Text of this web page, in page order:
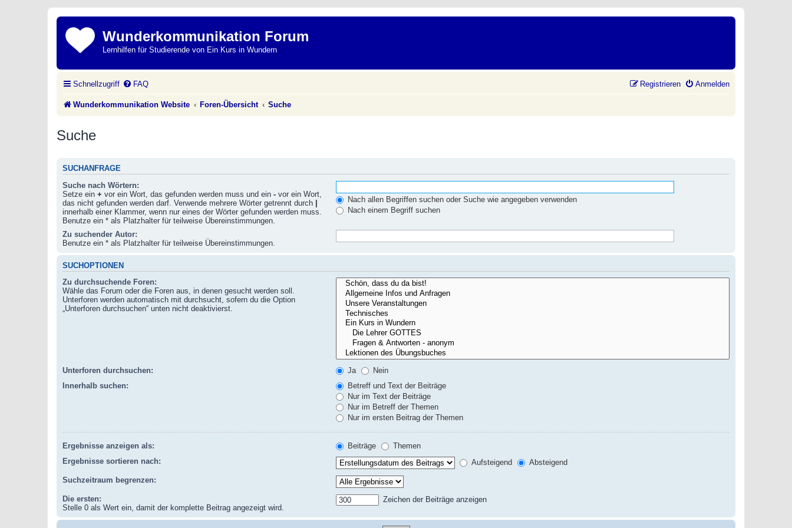
Wunderkommunikation Forum
Lernhilfen für Studierende von Ein Kurs in Wundern
Schnellzugriff FAQ Anmelden
Registrieren
Wunderkommunikation Website Foren-Übersicht Suche
Suche
SUCHANFRAGE
Suche nach Wörtern:
Setze ein + vor ein Wort, das gefunden werden muss und ein - vor ein Wort,
das nicht gefunden werden darf. Verwende mehrere Wörter getrennt durch |
innerhalb einer Klammer, wenn nur eines der Wörter gefunden werden muss.
Benutze ein * als Platzhalter für teilweise Übereinstimmungen.
Nach allen Begriffen suchen oder Suche wie angegeben verwenden
Nach einem Begriff suchen
Zu suchender Autor:
Benutze ein * als Platzhalter für teilweise Übereinstimmungen.
SUCHOPTIONEN
Zu durchsuchende Foren:
Wähle das Forum oder die Foren aus, in denen gesucht werden soll.
Unterforen werden automatisch mit durchsucht, sofern du die Option
„Unterforen durchsuchen“ unten nicht deaktivierst.
Unterforen durchsuchen: Ja
Nein
Innerhalb suchen:
Betreff und Text der Beiträge
Nur im Text der Beiträge
Nur im Betreff der Themen
Nur im ersten Beitrag der Themen
Ergebnisse anzeigen als: Beiträge
Themen
Ergebnisse sortieren nach:
Aufsteigend Absteigend
Suchzeitraum begrenzen:
Die ersten:
Stelle 0 als Wert ein, damit der komplette Beitrag angezeigt wird.
Zeichen der Beiträge anzeigen